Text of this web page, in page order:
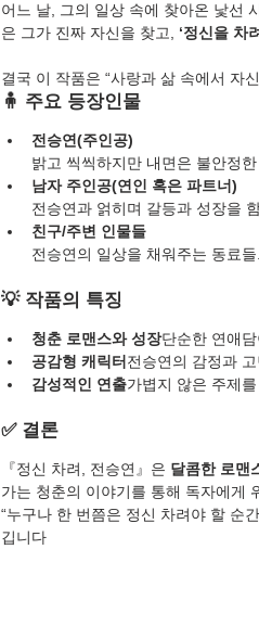
어느 날, 그의 일상 속에 찾아온 낯선
은 그가 진짜 자신을 찾고, ‘정신을 차
결국 이 작품은 “사랑과 삶 속에서 자
🧍 주요 등장인물
전승연(주인공)
밝고 씩씩하지만 내면은 불안정
남자 주인공(연인 혹은 파트너)
전승연과 얽히며 갈등과 성장을
친구/주변 인물들
전승연의 일상을 채워주는 동료
💡 작품의 특징
청춘 로맨스와 성장단순한 연애
공감형 캐릭터 전승연의 감정과
감성적인 연출가볍지 않은 주제
✅ 결론
『정신 차려, 전승연』은 달콤한 로맨
가는 청춘의 이야기를 통해 독자에게
“누구나 한 번쯤은 정신 차려야 할 순
깁니다